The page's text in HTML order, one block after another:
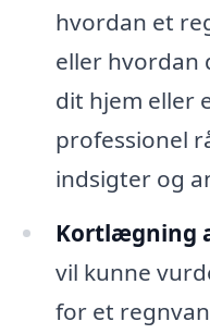
hvordan et
eller hvordan
dit hjem eller
professionel
indsigter og
Kortlægning
vil kunne
for et